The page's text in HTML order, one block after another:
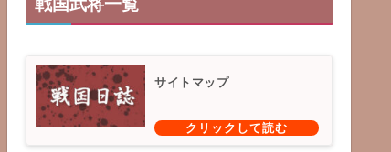
戦国武将一覧
サイトマップ